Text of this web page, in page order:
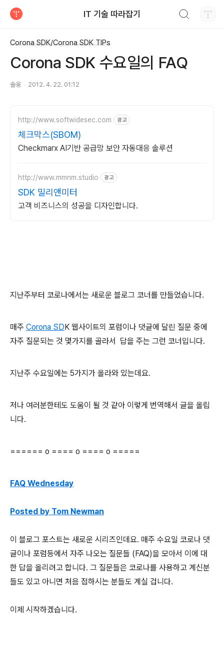
IT 기술 따라잡기
Corona SDK/Corona SDK TIPs
Corona SDK 수요일의 FAQ
솔웅 2012. 4. 22. 01:12
http://www.softwidesec.com 광고
체크막스(SBOM)
Checkmarx AI기반 공급망 보안 자동대응 솔루션
http://www.mmnm.studio 광고
SDK 밀리앤미터
고객 비즈니스의 성공을 디자인합니다.
지난주부터 코로나에서는 새로운 블로그 코너를 만들었습니다.
매주 Corona SDK 웹사이트의 포럼이나 댓글에 달린 질문 중에
자주 질문되는 것 몇가지를 골라서 답을 주는 그런 코너입니다.
지난주 수요일에는 5가지가 올라와 있는데요.
저나 여러분한테도 도움이 될 것 같아 이렇게 번역해서 글을 올립
니다.
====== o ==== o ==== o =====
FAQ Wednesday
Posted by Tom Newman
이 블로그 포스트는 새로운 시리즈인데요. 매주 수요일 코로나 댓
글이나 포럼등에서 자주 나오는 질문들 (FAQ)을 모아서 이에 대
한 답을 올리려고 합니다. 그 질문들은 코로나를 사용하고 계신분
들도 있고 아니면 처음 접하시는 분들도 계실 겁니다.
이제 시작하겠습니다.